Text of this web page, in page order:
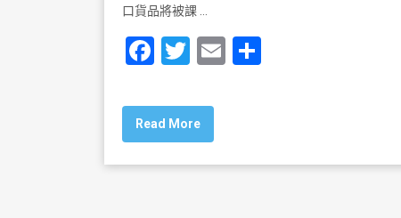
口貨品將被課 …
F
c
e
b
T
tt
er
E
Read More